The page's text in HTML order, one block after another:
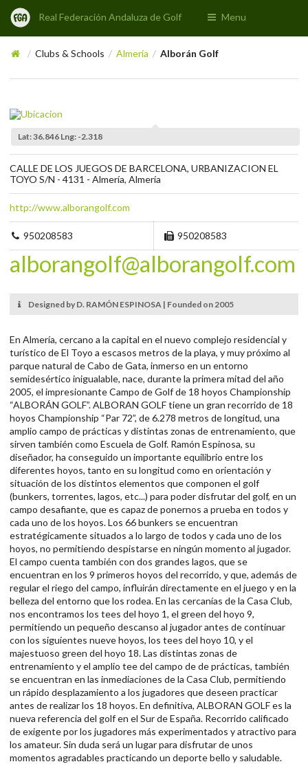
Real Federación Andaluza de Golf Menu
/ Clubs & Schools / Almería / Alborán Golf
Lat: 36.846 Lng: -2.318
CALLE DE LOS JUEGOS DE BARCELONA, URBANIZACION EL
TOYO S/N - 4131 - Almería, Almería
http://www.alborangolf.com
950208583 950208583
alborangolf@alborangolf.com
Designed by D. RAMÓN ESPINOSA | Founded on 2005
En Almería, cercano a la capital en el nuevo complejo residencial y
turístico de El Toyo a escasos metros de la playa, y muy próximo al
parque natural de Cabo de Gata, inmerso en un entorno
semidesértico inigualable, nace, durante la primera mitad del año
2005, el impresionante Campo de Golf de 18 hoyos Championship
“ALBORÁN GOLF”. ALBORAN GOLF tiene un gran recorrido de 18
hoyos Championship “Par 72”, de 6.278 metros de longitud, una
amplio campo de prácticas y distintas zonas de entrenamiento, que
sirven también como Escuela de Golf. Ramón Espinosa, su
diseñador, ha conseguido un importante equilibrio entre los
diferentes hoyos, tanto en su longitud como en orientación y
situación de los distintos elementos que componen el golf
(bunkers, torrentes, lagos, etc...) para poder disfrutar del golf, en un
campo desafiante, que es capaz de ponernos a prueba en todos y
cada uno de los hoyos. Los 66 bunkers se encuentran
estratégicamente situados a lo largo de todos y cada uno de los
hoyos, no permitiendo despistarse en ningún momento al jugador.
El campo cuenta también con dos grandes lagos, que se
encuentran en los 9 primeros hoyos del recorrido, y que, además de
regular el riego del campo, influirán directamente en el juego y en la
belleza del entorno que los rodea. En las cercanías de la Casa Club,
nos encontramos los tees del hoyo 1, el green del hoyo 9,
permitiendo un pequeño descanso al jugador antes de continuar
con los siguientes nueve hoyos, los tees del hoyo 10, y el
majestuoso green del hoyo 18. Las distintas zonas de
entrenamiento y el amplio tee del campo de de prácticas, también
se encuentran en las inmediaciones de la Casa Club, permitiendo
un rápido desplazamiento a los jugadores que deseen practicar
antes de realizar los 18 hoyos. En definitiva, ALBORAN GOLF es la
nueva referencia del golf en el Sur de España. Recorrido calificado
de exigente por los jugadores más experimentados y atractivo para
los amateur. Sin duda será un lugar para disfrutar de unos
momentos agradables practicando un deporte bello y saludable.